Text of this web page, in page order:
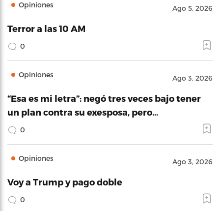
Opiniones Ago 5, 2026
Terror a las 10 AM
0
Opiniones Ago 3, 2026
“Esa es mi letra”: negó tres veces bajo tener
un plan contra su exesposa, pero…
0
Opiniones Ago 3, 2026
Voy a Trump y pago doble
0